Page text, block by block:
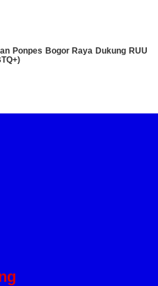
Ponpes Bogor Raya Dukung RUU